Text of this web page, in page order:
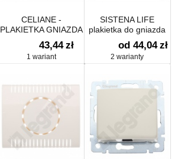
CELIANE -
PLAKIETKA GNIAZDA
2P+Z IP44 BIAŁA
43,44 zł
1 wariant
SISTENA LIFE
plakietka do gniazda
podwójnego 2P+Z
od 44,04 zł
2 warianty